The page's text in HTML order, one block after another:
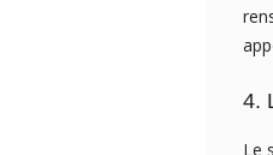
4.
Le